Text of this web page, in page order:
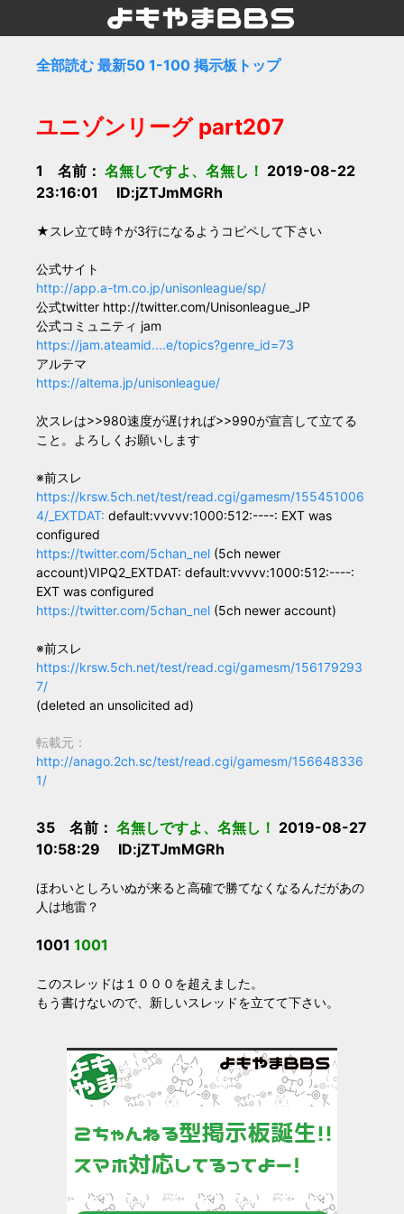
全部読む 最新50 1-100 掲示板トップ
ユニゾンリーグ part207
1 名前： 名無しですよ、名無し！ 2019-08-22
23:16:01 ID:jZTJmMGRh
★スレ立て時↑が3行になるようコピペして下さい
公式サイト
http://app.a-tm.co.jp/unisonleague/sp/
公式twitter http://twitter.com/Unisonleague_JP
公式コミュニティ jam
https://jam.ateamid....e/topics?genre_id=73
アルテマ
https://altema.jp/unisonleague/
次スレは>>980速度が遅ければ>>990が宣言して立てる
こと。よろしくお願いします
※前スレ
https://krsw.5ch.net/test/read.cgi/gamesm/155451006
4/_EXTDAT: default:vvvvv:1000:512:----: EXT was
configured
https://twitter.com/5chan_nel (5ch newer
account)VIPQ2_EXTDAT: default:vvvvv:1000:512:----:
EXT was configured
https://twitter.com/5chan_nel (5ch newer account)
※前スレ
https://krsw.5ch.net/test/read.cgi/gamesm/156179293
7/
(deleted an unsolicited ad)
転載元：
http://anago.2ch.sc/test/read.cgi/gamesm/156648336
1/
35 名前： 名無しですよ、名無し！ 2019-08-27
10:58:29 ID:jZTJmMGRh
ほわいとしろいぬが来ると高確で勝てなくなるんだがあの
人は地雷？
1001 1001
このスレッドは１０００を超えました。
もう書けないので、新しいスレッドを立てて下さい。